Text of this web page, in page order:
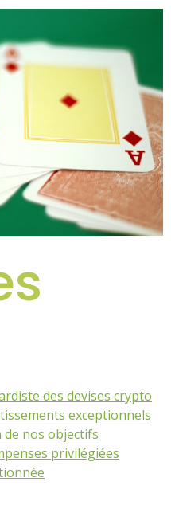
des devises crypto
exceptionnels
nos objectifs
privilégiées